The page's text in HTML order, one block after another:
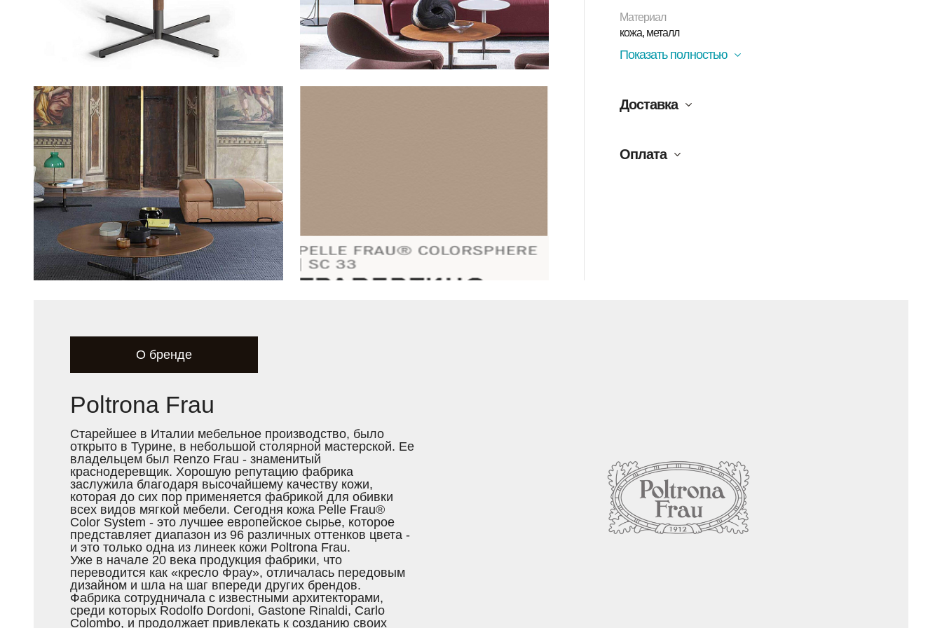
Материал
кожа, металл
Показать полностью
Доставка
Оплата
О бренде
Poltrona Frau
Старейшее в Италии мебельное производство, было
открыто в Турине, в небольшой столярной мастерской. Ее
владельцем был Renzo Frau - знаменитый
краснодеревщик. Хорошую репутацию фабрика
заслужила благодаря высочайшему качеству кожи,
которая до сих пор применяется фабрикой для обивки
всех видов мягкой мебели. Сегодня кожа Pelle Frau®
Color System - это лучшее европейское сырье, которое
представляет диапазон из 96 различных оттенков цвета -
и это только одна из линеек кожи Poltrona Frau.
Уже в начале 20 века продукция фабрики, что
переводится как «кресло Фрау», отличалась передовым
дизайном и шла на шаг впереди других брендов.
Фабрика сотрудничала с известными архитекторами,
среди которых Rodolfo Dordoni, Gastone Rinaldi, Carlo
Colombo, и продолжает привлекать к созданию своих